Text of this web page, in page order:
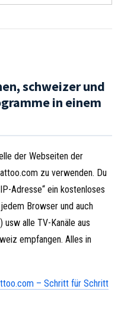
schweizer und
in einem
der Webseiten der
zu verwenden. Du
Adresse“ ein kostenloses
Browser und auch
usw alle TV-Kanäle aus
empfangen. Alles in
– Schritt für Schritt